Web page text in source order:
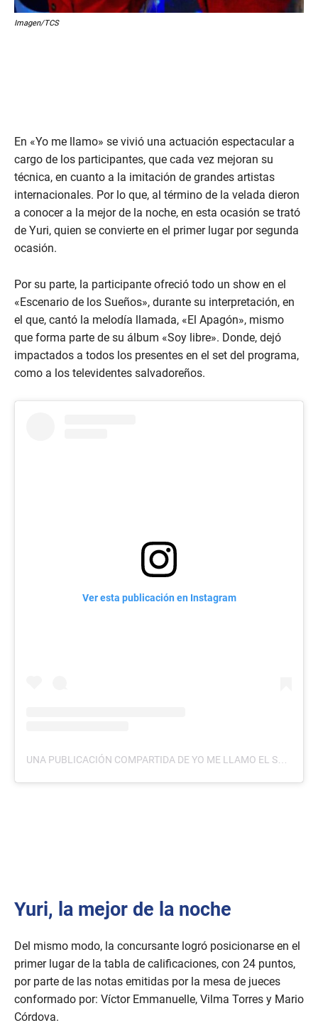
Imagen/TCS
En «Yo me llamo» se vivió una actuación espectacular a
cargo de los participantes, que cada vez mejoran su
técnica, en cuanto a la imitación de grandes artistas
internacionales. Por lo que, al término de la velada dieron
a conocer a la mejor de la noche, en esta ocasión se trató
de Yuri, quien se convierte en el primer lugar por segunda
ocasión.
Por su parte, la participante ofreció todo un show en el
«Escenario de los Sueños», durante su interpretación, en
el que, cantó la melodía llamada, «El Apagón», mismo
que forma parte de su álbum «Soy libre». Donde, dejó
impactados a todos los presentes en el set del programa,
como a los televidentes salvadoreños.
Ver esta publicación en Instagram
UNA PUBLICACIÓN COMPARTIDA DE YO ME LLAMO EL SALVADOR (@YOMELLAMOELSALVADOR)
Yuri, la mejor de la noche
Del mismo modo, la concursante logró posicionarse en el
primer lugar de la tabla de calificaciones, con 24 puntos,
por parte de las notas emitidas por la mesa de jueces
conformado por: Víctor Emmanuelle, Vilma Torres y Mario
Córdova.